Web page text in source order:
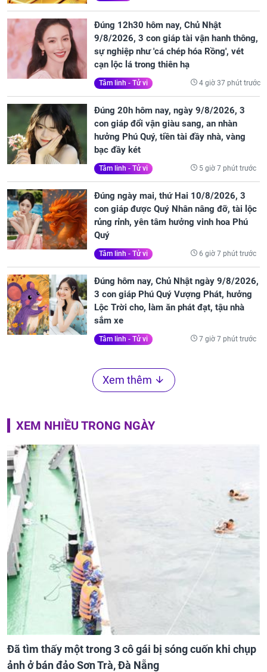
Đúng 12h30 hôm nay, Chủ Nhật
9/8/2026, 3 con giáp tài vận hanh thông,
sự nghiệp như 'cá chép hóa Rồng', vét
cạn lộc lá trong thiên hạ
Tâm linh - Tử vi 4 giờ 37 phút trước
Đúng 20h hôm nay, ngày 9/8/2026, 3
con giáp đổi vận giàu sang, an nhàn
hưởng Phú Quý, tiền tài đầy nhà, vàng
bạc đầy két
Tâm linh - Tử vi 5 giờ 7 phút trước
Đúng ngày mai, thứ Hai 10/8/2026, 3
con giáp được Quý Nhân nâng đỡ, tài lộc
rủng rỉnh, yên tâm hưởng vinh hoa Phú
Quý
Tâm linh - Tử vi 6 giờ 7 phút trước
Đúng hôm nay, Chủ Nhật ngày 9/8/2026,
3 con giáp Phú Quý Vượng Phát, hưởng
Lộc Trời cho, làm ăn phát đạt, tậu nhà
sắm xe
Tâm linh - Tử vi 7 giờ 7 phút trước
Xem thêm
XEM NHIỀU TRONG NGÀY
Đã tìm thấy một trong 3 cô gái bị sóng cuốn khi chụp
ảnh ở bán đảo Sơn Trà, Đà Nẵng